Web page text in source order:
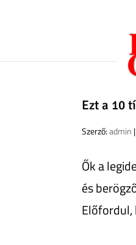
Ezt a 10
Szerző:admin |
Ők a
és
Előfordul,